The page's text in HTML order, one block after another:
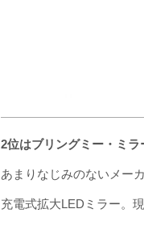
2位はブリングミー・ミ
あまりなじみのないメー
充電式拡大LEDミラー。